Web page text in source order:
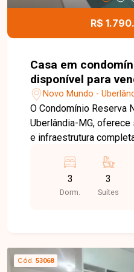
separadamente,
flexibilidade ao projeto. Entre em contato para
conhecer esta
R$
Casa em
disponível para
Mundo em
Novo Mundo -
O Condomínio Reserva
Uberlândia-MG,
e infraestrutura
família. Com
acesso às principais
excelente opção para
com closet, banheiro
área de serviço e
3
Dorm.
3
Suítes
Cód. 53068